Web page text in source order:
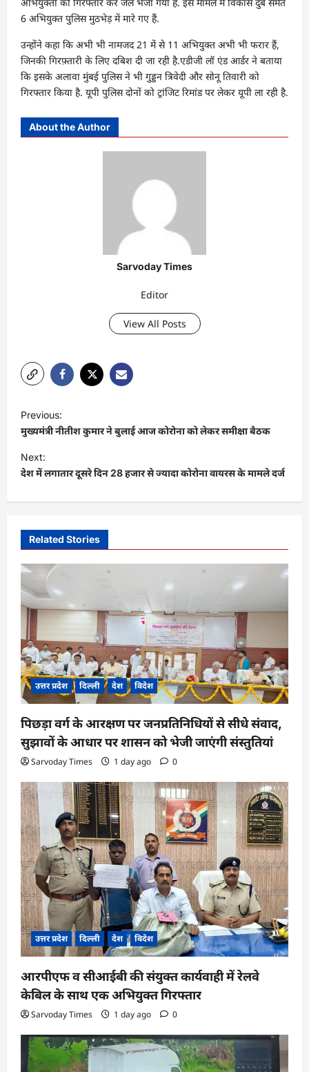
6 अभियुक्त पुलिस मुठभेड़ में मारे गए हैं.
उन्होंने कहा कि अभी भी नामजद 21 में से 11 अभियुक्त अभी भी फरार हैं,
जिनकी गिरफ़्तारी के लिए दबिश दी जा रही है.एडीजी लॉ एंड आर्डर ने बताया
कि इसके अलावा मुंबई पुलिस ने भी गुड्डन त्रिवेदी और सोनू तिवारी को
गिरफ्तार किया है. यूपी पुलिस दोनों को ट्रांजिट रिमांड पर लेकर यूपी ला रही है.
About the Author
Sarvoday Times
Editor
View All Posts
o
s
t
v
g
a
t
i
o
n
Previous:
मुख्यमंत्री नीतीश कुमार ने बुलाई आज कोरोना को लेकर समीक्षा बैठक
Next:
देश में लगातार दूसरे दिन 28 हजार से ज्यादा कोरोना वायरस के मामले दर्ज
Related Stories
उत्तर प्रदेश दिल्ली देश विदेश
पिछड़ा वर्ग के आरक्षण पर जनप्रतिनिधियों से सीधे संवाद,
सुझावों के आधार पर शासन को भेजी जाएंगी संस्तुतियां
Sarvoday Times 1 day ago 0
उत्तर प्रदेश दिल्ली देश विदेश
आरपीएफ व सीआईबी की संयुक्त कार्यवाही में रेलवे
केबिल के साथ एक अभियुक्त गिरफ्तार
Sarvoday Times 1 day ago 0